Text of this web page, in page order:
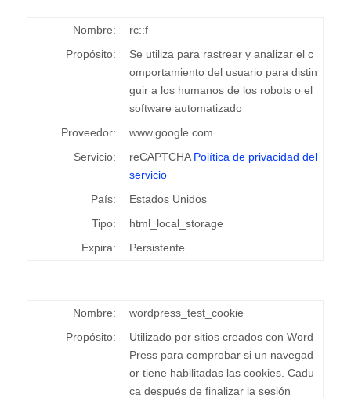
Nombre:
rc::f
Propósito:
Se utiliza para rastrear y analizar el c
omportamiento del usuario para distin
guir a los humanos de los robots o el
software automatizado
Proveedor:
www.google.com
Servicio:
reCAPTCHA Política de privacidad del
servicio
País:
Estados Unidos
Tipo:
html_local_storage
Expira:
Persistente
Nombre:
wordpress_test_cookie
Propósito:
Utilizado por sitios creados con Word
Press para comprobar si un navegad
or tiene habilitadas las cookies. Cadu
ca después de finalizar la sesión